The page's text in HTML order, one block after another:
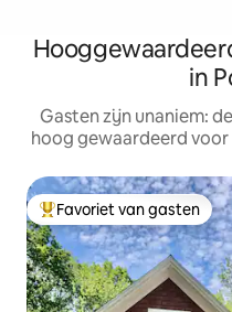
in
Gasten zijn unaniem:
hoog gewaardeerd
Topfavoriet van gasten
Favoriet van gasten